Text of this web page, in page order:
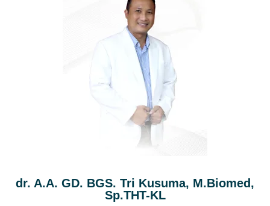
dr. A.A. GD. BGS. Tri Kusuma, M.Biomed,
Sp.THT-KL